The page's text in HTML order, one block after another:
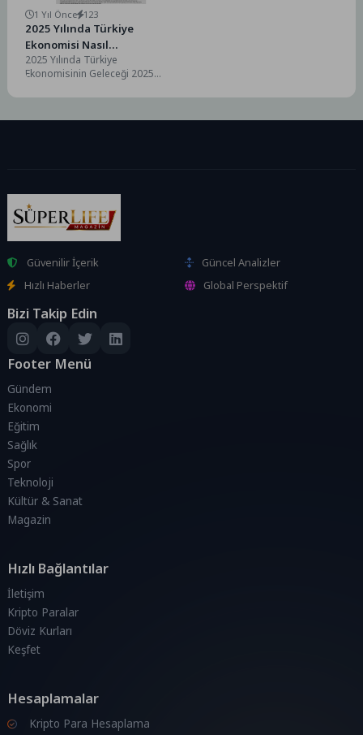
1 Yıl Önce 123
2025 Yılında Türkiye
Ekonomisi Nasıl
Şekillenecek?
2025 Yılında Türkiye
Ekonomisinin Geleceği 2025
ekonomisinin büyüme
Güvenilir İçerik
Güncel Analizler
Hızlı Haberler
Global Perspektif
Bizi Takip Edin
Footer Menü
Gündem
Ekonomi
Eğitim
Sağlık
Spor
Teknoloji
Kültür & Sanat
Magazin
Hızlı Bağlantılar
İletişim
Kripto Paralar
Döviz Kurları
Keşfet
Hesaplamalar
Kripto Para Hesaplama